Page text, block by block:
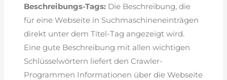
Beschreibungs-Tags: Die Beschreibung, die
für eine Webseite in Suchmaschineneinträgen
direkt unter dem Titel-Tag angezeigt wird.
Eine gute Beschreibung mit allen wichtigen
Schlüsselwörtern liefert den Crawler-
Programmen Informationen über die Webseite